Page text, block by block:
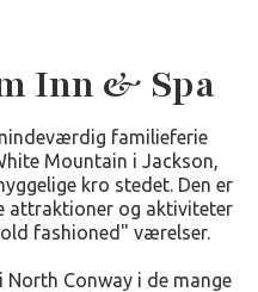
Inn & Spa
familieferie
Mountain i Jackson,
kro stedet. Den er
attraktioner og aktiviteter
fashioned" værelser.
North Conway i de mange